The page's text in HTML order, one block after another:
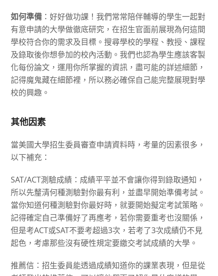
如何準備 ：好好做功課！我們常常陪伴輔導的學生一起對
有意申請的大學做徹底研究，在招生官面前展現為何這間
學校符合你的需求及目標。搜尋學校的學程、教授、課程
及錄取後你想參加的校內活動。我們也認為學生應該客製
化每份論文，運用你所掌握的資訊，盡可能的詳述細節，
記得魔鬼藏在細節裡，所以務必確保自己能完整展現對學
校的興趣。
其他因素
當美國大學招生委員審查申請資料時，考量的因素很多，
以下補充：
SAT/ACT測驗成績：成績平平並不會讓你得到錄取通知，
所以先釐清何種測驗對你最有利，並盡早開始準備考試。
當你知道何種測驗對你最好時，就要開始擬定考試策略。
記得確定自己準備好了再應考，若你需要重考也沒關係，
但是考ACT或SAT不要考超過3次，若考了3次成績仍不見
起色，考慮那些沒有硬性規定要繳交考試成績的大學。
推薦信：招生委員能透過成績知道你的課業表現，但是從